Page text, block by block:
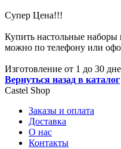
Супер Цена!!!
Купить настольные наборы
можно по телефону или
Изготовление от 1 до 30
Вернуться назад в каталог
Castel Shop
Заказы и оплата
Доставка
О нас
Контакты